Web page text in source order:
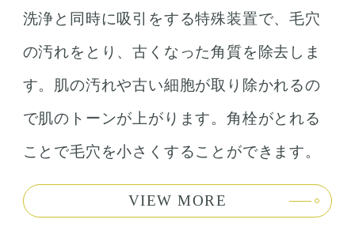
洗浄と同時に吸引をする特殊装置で、毛穴
の汚れをとり、古くなった角質を除去しま
す。肌の汚れや古い細胞が取り除かれるの
で肌のトーンが上がります。角栓がとれる
ことで毛穴を小さくすることができます。
VIEW MORE